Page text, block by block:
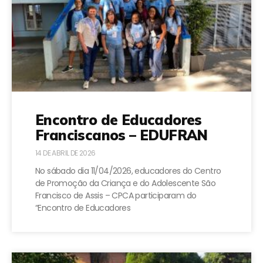
Encontro de Educadores
Franciscanos – EDUFRAN
14 DE ABRIL DE 2026
No sábado dia 11/04/2026, educadores do Centro
de Promoção da Criança e do Adolescente São
Francisco de Assis – CPCA participaram do
“Encontro de Educadores